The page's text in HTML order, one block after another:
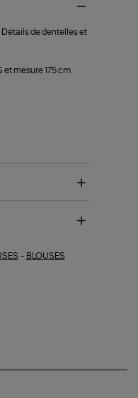
de dentelles et
mesure 175 cm.
- BLOUSES